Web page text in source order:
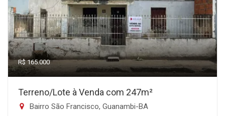
R$ 165.000
Terreno/Lote à Venda com 247m²
Bairro São Francisco, Guanambi-BA